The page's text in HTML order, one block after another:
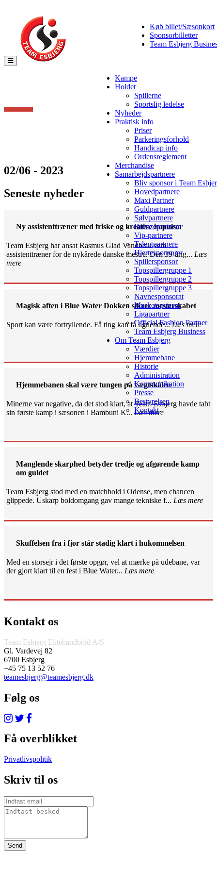
Køb billet/Sæsonkort
Sponsorbilletter
Team Esbjerg
Toggle
navigation
Kampe
Holdet
Spillerne
Sportslig ledelse
Nyheder
Praktisk info
Priser
Parkeringsforhold
Handicap info
Ordensreglement
Merchandise
Samarbejdspartnere
Bliv sponsor i Team
Hovedpartnere
Maxi Partner
Guldpartnere
Sølvpartnere
Bronzepartnere
Vip-partnere
Talentpartnere
Hjertesponsorer
Spillersponsor
Topspillergruppe 1
Topspillergruppe 2
Topspillergruppe 3
Navnesponsorat
Maskotsponsor
Ligapartner
Official Fashion Partner
Team Esbjerg Business
Om Team Esbjerg
Værdier
Hjemmebane
Historie
Administration
Kommunikation
Presse
Bestyrelsen
Kontakt
02/06 - 2023
Seneste nyheder
Ny assistenttræner med friske og kreative impulser
Team Esbjerg har ansat Rasmus Glad Vandbæk som
assistenttræner for de nykårede danske mestre. Den 39-årig... Læs
mere
Magisk aften i Blue Water Dokken sikrer mesterskabet
Sport kan være fortryllende. Få ting kan få lignende...Læs mere
Hjemmebanen skal være tungen på vægtskålen
Minerne var negative, da det stod klart, at Team Esbjerg havde tabt
sin første kamp i sæsonen i Bambuni K... Læs mere
Manglende skarphed betyder tredje og afgørende kamp
om guldet
Team Esbjerg stod med en matchbold i Odense, men chancen
glippede. Uskarp boldomgang gav mange tekniske f... Læs mere
Skuffelsen fra i fjor står stadig klart i hukommelsen
Med en storsejr i det første opgør, vel at mærke på udebane, var
der gjort klart til en fest i Blue Water... Læs mere
Kontakt os
Team Esbjerg Elitehåndbold A/S
Gl. Vardevej 82
6700 Esbjerg
+45 75 13 52 76
teamesbjerg@teamesbjerg.dk
Følg os
Få overblikket
Privatlivspolitik
Skriv til os